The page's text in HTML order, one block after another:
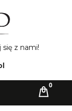
z nami!